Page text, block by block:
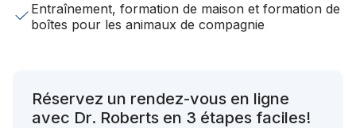
Entraînement, formation de maison et formation de
boîtes pour les animaux de compagnie
Réservez un rendez-vous en ligne
avec Dr. Roberts en 3 étapes faciles!